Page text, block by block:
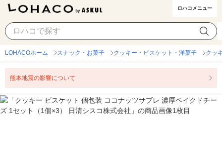
ロハコメニュー
LOHACOホーム スナック・お菓子 クッキー・ビスケット・洋菓子 クッ
熊本地震の影響について